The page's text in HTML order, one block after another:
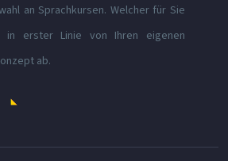
an Sprachkursen. Welcher für Sie
erster Linie von Ihren eigenen
ab.